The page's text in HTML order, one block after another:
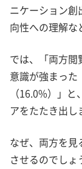
ニケーション
向性への理解な
では、「両方
意識が強まっ
（16.0%）」
アをたたき出し
なぜ、両方を
させるのでし